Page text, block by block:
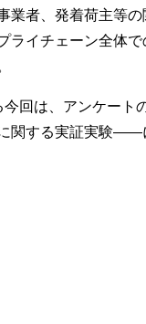
業者、発着荷主等
ライチェーン全体
回は、アンケート
関する実証実験――